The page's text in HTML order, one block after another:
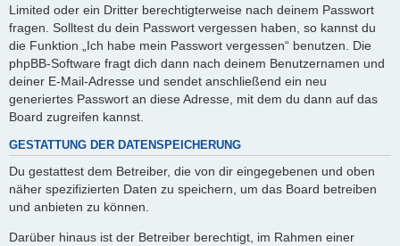
Limited oder ein Dritter berechtigterweise nach deinem Passwort
fragen. Solltest du dein Passwort vergessen haben, so kannst du
die Funktion „Ich habe mein Passwort vergessen“ benutzen. Die
phpBB-Software fragt dich dann nach deinem Benutzernamen und
deiner E-Mail-Adresse und sendet anschließend ein neu
generiertes Passwort an diese Adresse, mit dem du dann auf das
Board zugreifen kannst.
GESTATTUNG DER DATENSPEICHERUNG
Du gestattest dem Betreiber, die von dir eingegebenen und oben
näher spezifizierten Daten zu speichern, um das Board betreiben
und anbieten zu können.
Darüber hinaus ist der Betreiber berechtigt, im Rahmen einer